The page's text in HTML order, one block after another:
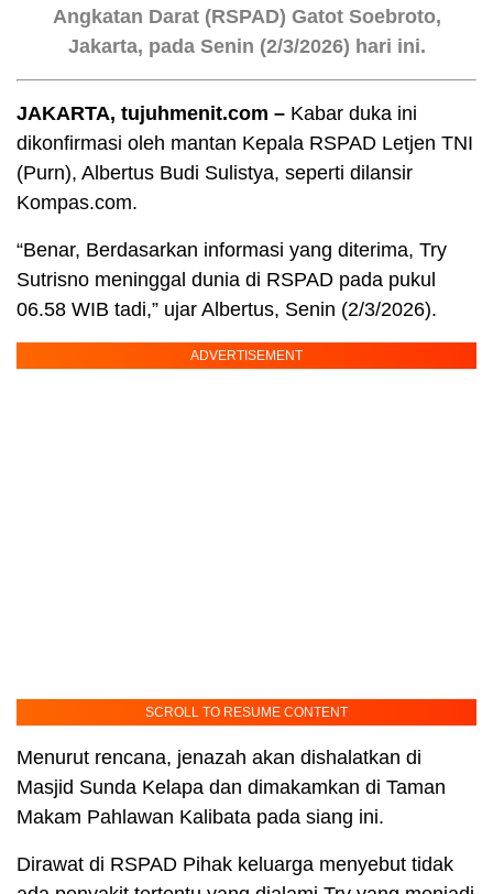
Angkatan Darat (RSPAD) Gatot Soebroto,
Jakarta, pada Senin (2/3/2026) hari ini.
JAKARTA, tujuhmenit.com – Kabar duka ini
dikonfirmasi oleh mantan Kepala RSPAD Letjen TNI
(Purn), Albertus Budi Sulistya, seperti dilansir
Kompas.com.
“Benar, Berdasarkan informasi yang diterima, Try
Sutrisno meninggal dunia di RSPAD pada pukul
06.58 WIB tadi,” ujar Albertus, Senin (2/3/2026).
ADVERTISEMENT
SCROLL TO RESUME CONTENT
Menurut rencana, jenazah akan dishalatkan di
Masjid Sunda Kelapa dan dimakamkan di Taman
Makam Pahlawan Kalibata pada siang ini.
Dirawat di RSPAD Pihak keluarga menyebut tidak